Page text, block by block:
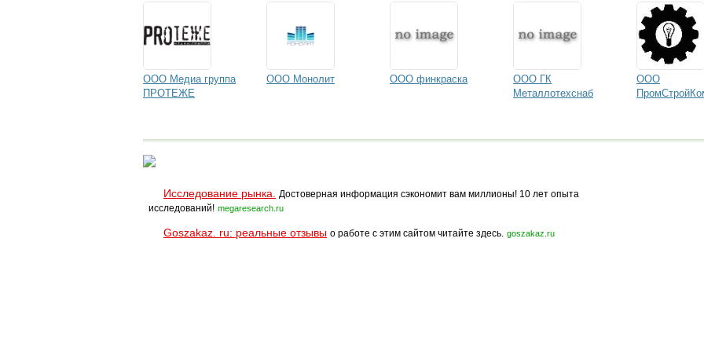
ООО Медиа группа
ПРОТЕЖЕ
ООО Монолит ООО финкраска
ООО ГК
Металлотехснаб
ООО
Исследование рынка.
Достоверная информация сэкономит вам миллионы! 10 лет опыта
исследований! megaresearch.ru
Goszakaz. ru: реальные отзывы о работе с этим сайтом читайте здесь. goszakaz.ru